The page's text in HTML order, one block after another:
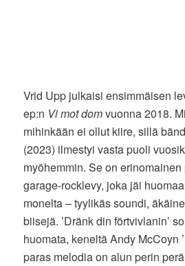
Vrid Upp julkaisi ensimmäisen
ep:n Vi mot domvuonna 2018.
mihinkään ei ollut kiire, sillä
(2023) ilmestyi vasta puoli
myöhemmin. Se on
garage-rocklevy, joka jäi
monelta – tyylikäs soundi,
biisejä. ’Dränk din förtvivlanin’
huomata, keneltä Andy McCoyn
paras melodia on alun perin